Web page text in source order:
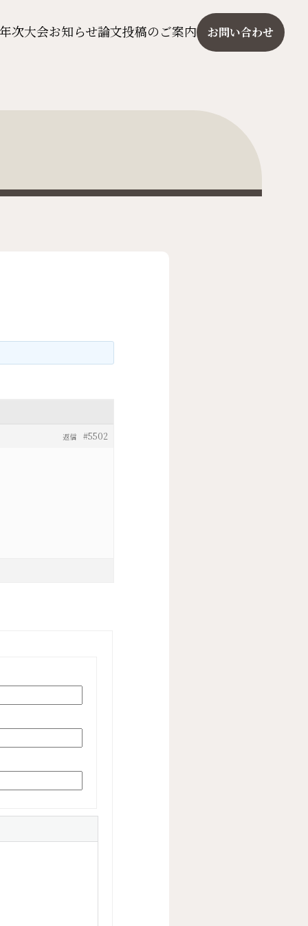
年次大会お知らせ論文投稿のご案内 お問い合わせ
#5502
返信